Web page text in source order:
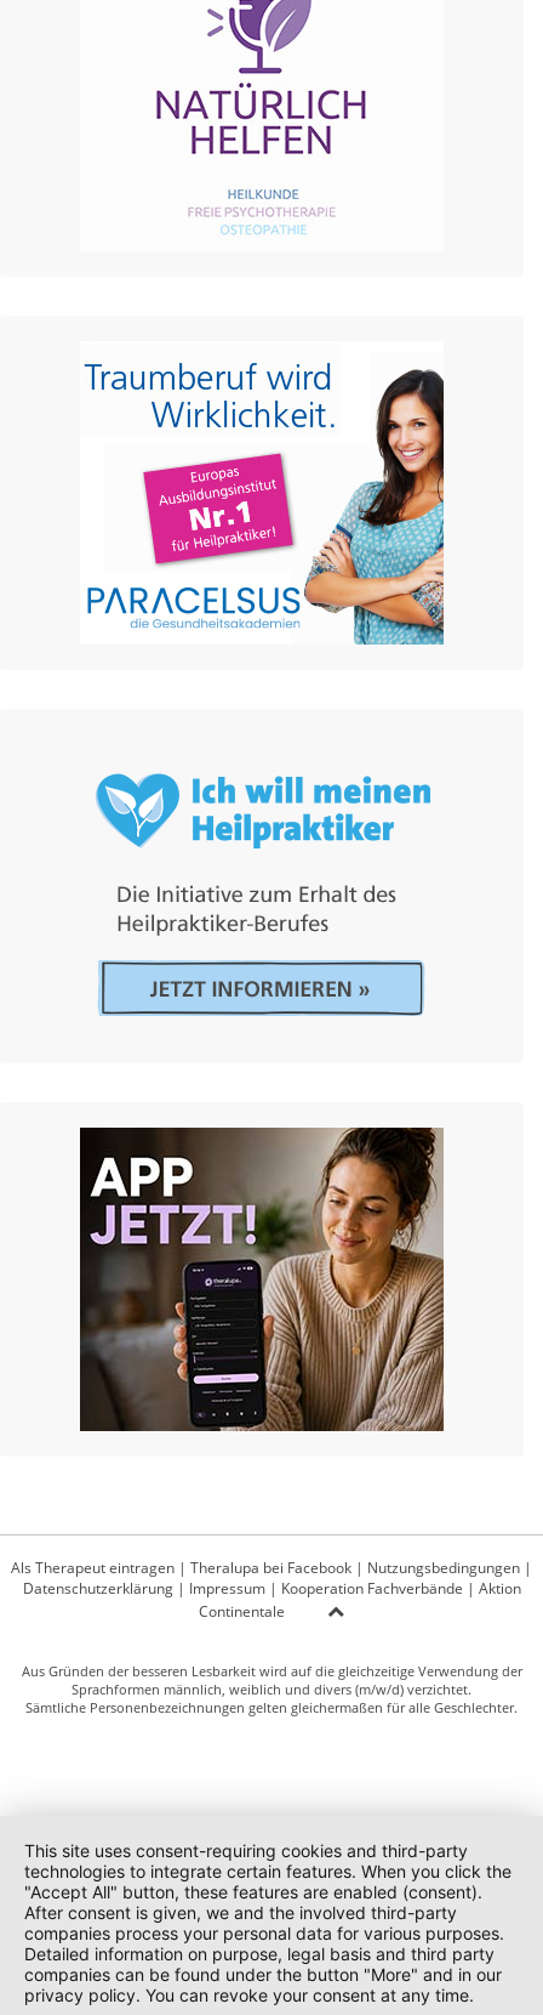
Als Therapeut eintragen | Theralupa bei Facebook | Nutzungsbedingungen |
Datenschutzerklärung| Impressum| Kooperation Fachverbände | Aktion
Continentale
Aus Gründen der besseren Lesbarkeit wird auf die gleichzeitige Verwendung der
Sprachformen männlich, weiblich und divers (m/w/d) verzichtet.
Sämtliche Personenbezeichnungen gelten gleichermaßen für alle Geschlechter.
This site uses consent-requiring cookies and third-party
technologies to integrate certain features. When you click the
"Accept All" button, these features are enabled (consent).
After consent is given, we and the involved third-party
companies process your personal data for various purposes.
Detailed information on purpose, legal basis and third party
companies can be found under the button "More" and in our
privacy policy. You can revoke your consent at any time.